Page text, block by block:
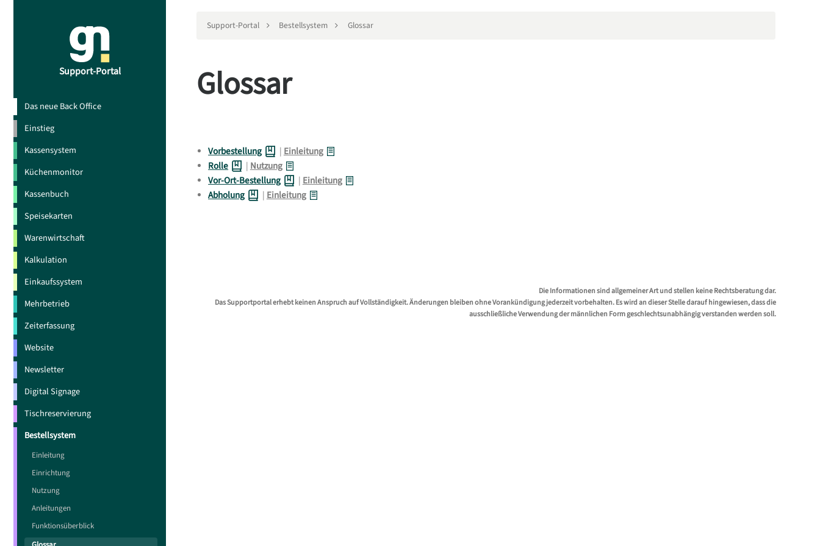
Support-Portal
Das neue Back Office
Einstieg
Kassensystem
Küchenmonitor
Kassenbuch
Speisekarten
Warenwirtschaft
Kalkulation
Einkaufssystem
Mehrbetrieb
Zeiterfassung
Website
Newsletter
Digital Signage
Tischreservierung
Bestellsystem
Einleitung
Einrichtung
Nutzung
Anleitungen
Funktionsüberblick
Support-Portal Bestellsystem Glossar
Glossar
Vorbestellung |Einleitung
Rolle
|Nutzung
Vor-Ort-Bestellung
|Einleitung
Abholung
|Einleitung
Die Informationen sind allgemeiner Art und stellen keine Rechtsberatung dar.
Das Supportportal erhebt keinen Anspruch auf Vollständigkeit. Änderungen bleiben ohne Vorankündigung jederzeit vorbehalten. Es wird an dieser Stelle darauf hingewiesen, dass die
ausschließliche Verwendung der männlichen Form geschlechtsunabhängig verstanden werden soll.